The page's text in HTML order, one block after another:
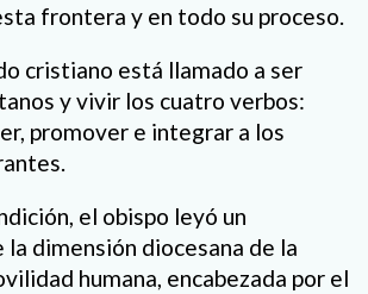
frontera y en todo su proceso.
cristiano está llamado a ser
y vivir los cuatro verbos:
promover e integrar a los
el obispo leyó un
la dimensión diocesana de la
humana, encabezada por el